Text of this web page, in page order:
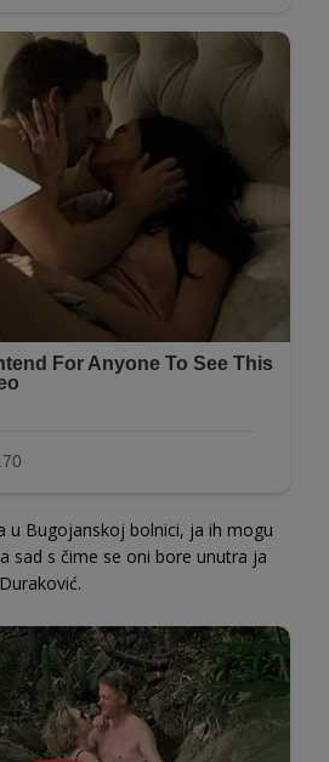
u Bugojanskoj bolnici, ja ih mogu
sad s čime se oni bore unutra ja